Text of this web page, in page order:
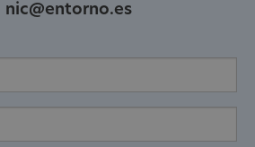
nic@entorno.es